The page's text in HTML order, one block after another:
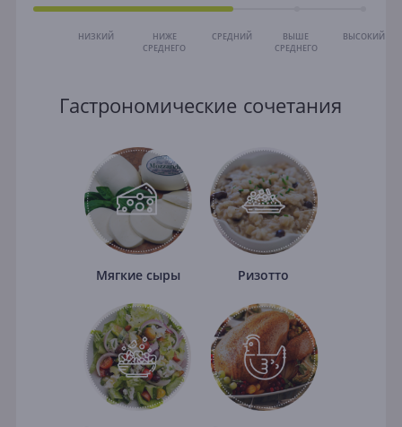
НИЗКИЙ
НИЖЕ
СРЕДНЕГО
СРЕДНИЙ
ВЫШЕ
СРЕДНЕГО
ВЫСОКИЙ
Гастрономические сочетания
Мягкие сыры Ризотто